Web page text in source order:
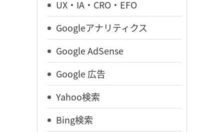
UX・IA・CRO・EFO
Googleアナリティクス
Google AdSense
Google 広告
Yahoo検索
Bing検索